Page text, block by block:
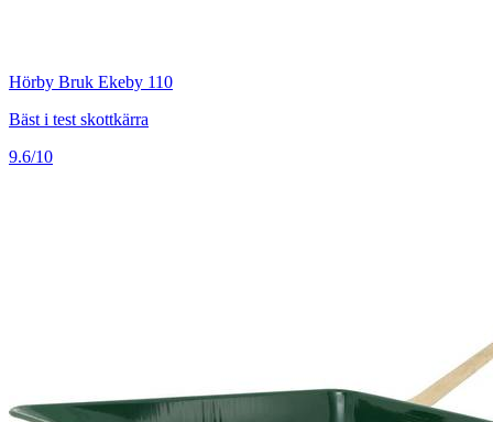
Hörby Bruk Ekeby 110
Bäst i test skottkärra
9.6/10